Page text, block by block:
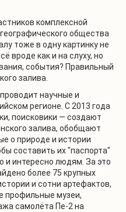
комплексной
общества
тоже в одну картинку не
вроде как и на слуху, но
события? Правильный
залива.
научные и
регионе. С 2013 года
поисковики — создают
залива, обобщают
о природе и истории
составить их "паспорта"
и интересно людям. За это
более 75 крупных
и сотни артефактов,
профильные музеи,
самолёта Пе-2 на